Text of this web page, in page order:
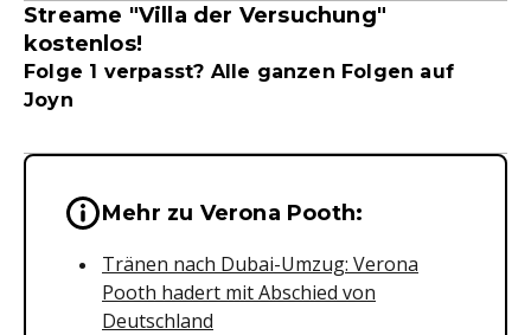
Streame "Villa der Versuchung"
kostenlos!
Folge 1 verpasst? Alle ganzen Folgen auf
Joyn
Wichtige Hinweise &
Mehr zu Verona Pooth:
Tränen nach Dubai-Umzug: Verona
Pooth hadert mit Abschied von
Deutschland